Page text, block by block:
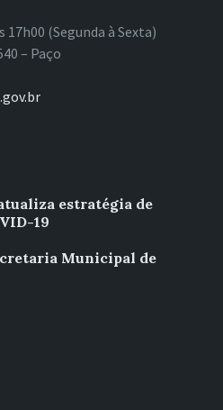
17h00 (Segunda à Sexta)
– Paço
estratégia de
19
Municipal de